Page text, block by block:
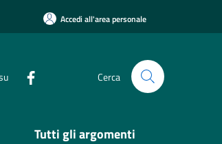
Accedi all'area personale
Cerca
Tutti gli argomenti